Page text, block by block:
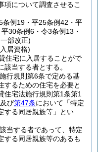
項について調査させるこ
例19・平25条例42・平
30条例6・令3条例13・
部改正)
居資格)
住宅に入居することがで
該当する者とする。
行規則第6条で定める基
するための住宅を必要と
住宅法施行規則第1条第1
及び第47条において「特定
する同居親族等」とい
当する者であって、特定
する同居親族等のあるも